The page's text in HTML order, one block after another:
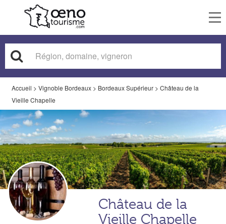
Accueil > Vignoble Bordeaux > Bordeaux Supérieur > Château de la
Vieille Chapelle
Château de la
Vieille Chapelle